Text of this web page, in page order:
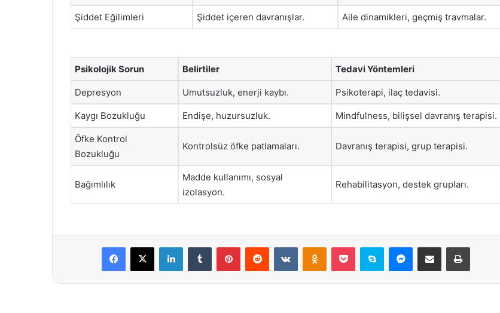
Şiddet Eğilimleri Şiddet içeren davranışlar. Aile dinamikleri, geçmiş travmalar.
Psikolojik Sorun Belirtiler Tedavi Yöntemleri
Depresyon Umutsuzluk, enerji kaybı. Psikoterapi, ilaç tedavisi.
Kaygı Bozukluğu Endişe, huzursuzluk. Mindfulness, bilişsel davranış terapisi.
Öfke Kontrol
Bozukluğu
Kontrolsüz öfke patlamaları. Davranış terapisi, grup terapisi.
Bağımlılık
Madde kullanımı, sosyal
izolasyon.
Rehabilitasyon, destek grupları.
Facebook
X LinkedInTumblr PinterestReddit VKontakteOdnoklassniki
Pocket Skype Messenger
E-Posta ile paylaş Yazdır